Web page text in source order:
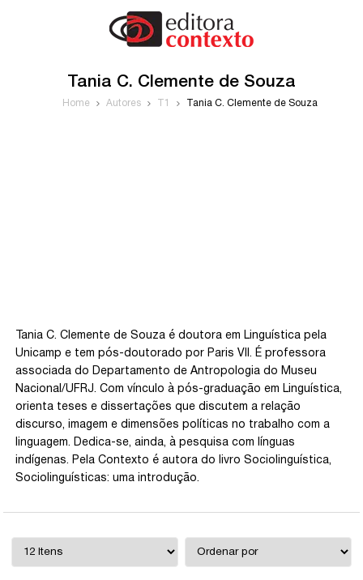
Tania C. Clemente de Souza
Home Autores T1 Tania C. Clemente de Souza
Tania C. Clemente de Souza é doutora em Linguística pela
Unicamp e tem pós-doutorado por Paris VII. É professora
associada do Departamento de Antropologia do Museu
Nacional/UFRJ. Com vínculo à pós-graduação em Linguística,
orienta teses e dissertações que discutem a relação
discurso, imagem e dimensões políticas no trabalho com a
linguagem. Dedica-se, ainda, à pesquisa com línguas
indígenas. Pela Contexto é autora do livro Sociolinguística,
Sociolinguísticas: uma introdução.